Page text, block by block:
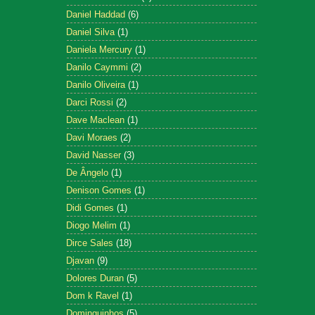
Daniel Haddad (6)
Daniel Silva (1)
Daniela Mercury (1)
Danilo Caymmi (2)
Danilo Oliveira (1)
Darci Rossi (2)
Dave Maclean (1)
Davi Moraes (2)
David Nasser (3)
De Ângelo (1)
Denison Gomes (1)
Didi Gomes (1)
Diogo Melim (1)
Dirce Sales (18)
Djavan (9)
Dolores Duran (5)
Dom k Ravel (1)